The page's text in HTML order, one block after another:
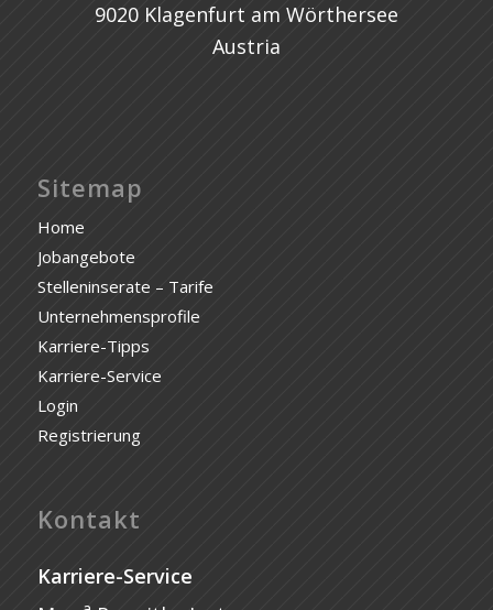
9020 Klagenfurt am Wörthersee
Austria
Sitemap
Home
Jobangebote
Stelleninserate – Tarife
Unternehmensprofile
Karriere-Tipps
Karriere-Service
Login
Registrierung
Kontakt
Karriere-Service